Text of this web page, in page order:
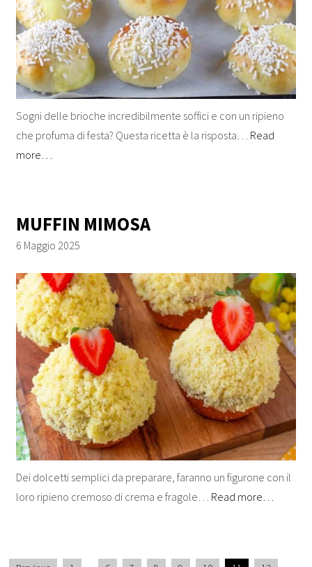
Sogni delle brioche incredibilmente soffici e con un ripieno
che profuma di festa? Questa ricetta è la risposta… Read
more…
MUFFIN MIMOSA
6 Maggio 2025
Dei dolcetti semplici da preparare, faranno un figurone con il
loro ripieno cremoso di crema e fragole… Read more…